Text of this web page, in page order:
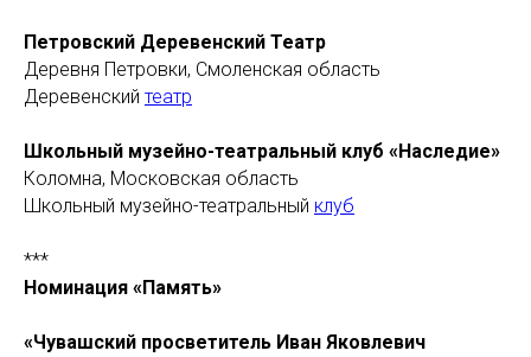
Петровский Деревенский Театр
Деревня Петровки, Смоленская область
Деревенский театр
Школьный музейно-театральный клуб «Наследие»
Коломна, Московская область
Школьный музейно-театральный клуб
***
Номинация «Память»
«Чувашский просветитель Иван Яковлевич